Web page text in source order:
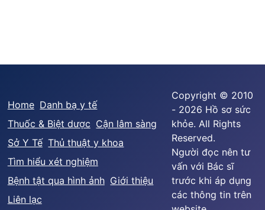
Home Danh bạ y tế
Thuốc & Biệt dược Cận lâm sàng
Sở Y Tế Thủ thuật y khoa
Tìm hiểu xét nghiệm
Bệnh tật qua hình ảnh Giới thiệu
Liên lạc
Copyright © 2010
- 2026 Hồ sơ sức
khỏe. All Rights
Reserved.
Người đọc nên tư
vấn với Bác sĩ
trước khi áp dụng
các thông tin trên